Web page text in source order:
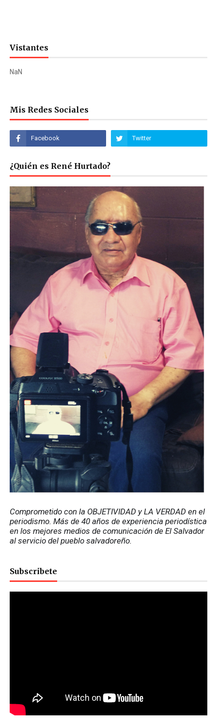
Vistantes
NaN
Mis Redes Sociales
¿Quién es René Hurtado?
Comprometido con la OBJETIVIDAD y LA VERDAD en el
periodismo. Más de 40 años de experiencia periodística
en los mejores medios de comunicación de El Salvador
al servicio del pueblo salvadoreño.
Subscribete